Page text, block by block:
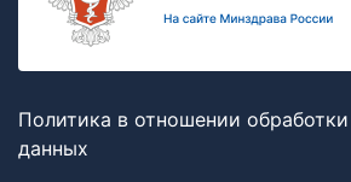
Политика в отношении
данных